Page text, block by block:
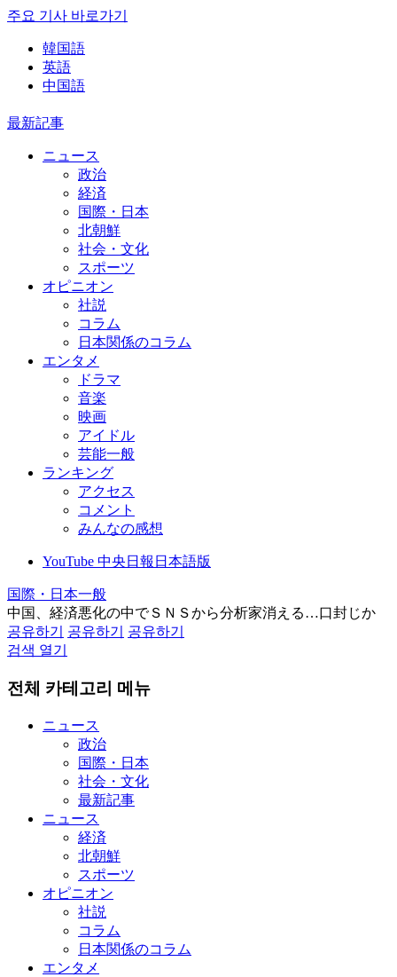
주요 기사 바로가기
韓国語
英語
中国語
最新記事
ニュース
政治
経済
国際・日本
北朝鮮
社会・文化
スポーツ
オピニオン
社説
コラム
日本関係のコラム
エンタメ
ドラマ
音楽
映画
アイドル
芸能一般
ランキング
アクセス
コメント
みんなの感想
YouTube 中央日報日本語版
国際・日本一般
中国、経済悪化の中でＳＮＳから分析家消える…口封じか
공유하기
공유하기
공유하기
검색 열기
전체 카테고리 메뉴
ニュース
政治
国際・日本
社会・文化
最新記事
ニュース
経済
北朝鮮
スポーツ
オピニオン
社説
コラム
日本関係のコラム
エンタメ